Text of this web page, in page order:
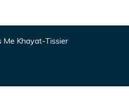
Me Khayat-Tissier